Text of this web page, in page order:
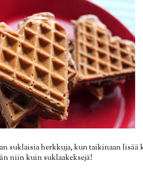
suklaisia herkkuja, kun taikinaan lisää
niin kuin suklaakeksejä!